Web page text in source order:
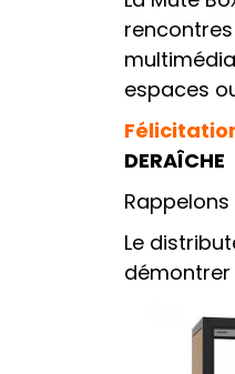
espaces
DERAÎCHE
Le
démontrer